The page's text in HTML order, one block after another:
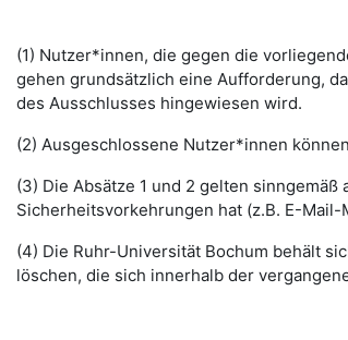
(1) Nutzer*innen, die gegen die
gehen grundsätzlich eine Aufforderung,
des Ausschlusses hingewiesen wird.
(2) Ausgeschlossene Nutzer*innen
(3) Die Absätze 1 und 2 gelten
Sicherheitsvorkehrungen hat (z.B. E-
(4) Die Ruhr-Universität Bochum behält
löschen, die sich innerhalb der